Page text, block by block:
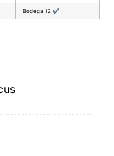
Bodega 12 ✔